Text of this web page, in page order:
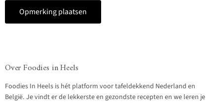
Opmerking plaatsen
Over Foodies in Heels
Foodies In Heels is hét platform voor tafeldekkend Nederland en
België. Je vindt er de lekkerste en gezondste recepten en we leren je